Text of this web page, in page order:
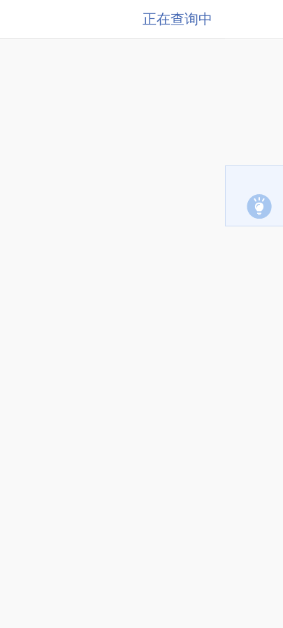
正在查询中